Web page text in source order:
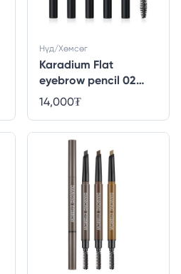
Karadium Flat
eyebrow pencil 02
Dark brown
Нүд/Хөмсөг
14,000₮